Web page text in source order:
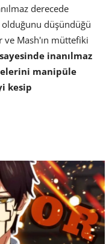
derecede
düşündüğü
ve Mash'ın müttefiki
inanılmaz
manipüle
kesip